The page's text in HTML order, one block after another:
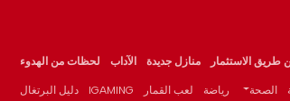
طريق الاستثمار منازل جديدة الآداب لحظات من الهدوء
الصحة رياضة لعب القمار IGAMING دليل البرتغال